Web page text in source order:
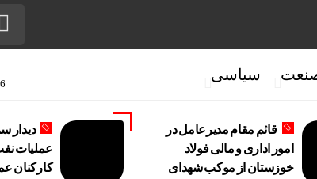
سیاسی
قائم مقام مدیرعامل در
امور اداری و مالی فولاد
خوزستان از موکب شهدای
دیدار
عملیات
کارکنان